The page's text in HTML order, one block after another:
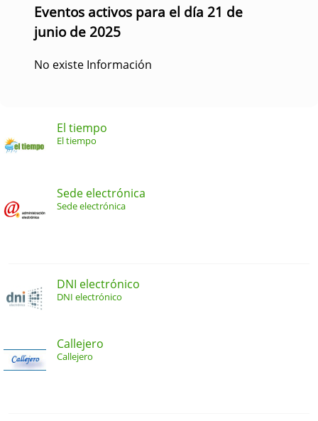
Eventos activos para el día 21 de
junio de 2025
No existe Información
El tiempo
El tiempo
Sede electrónica
Sede electrónica
DNI electrónico
DNI electrónico
Callejero
Callejero